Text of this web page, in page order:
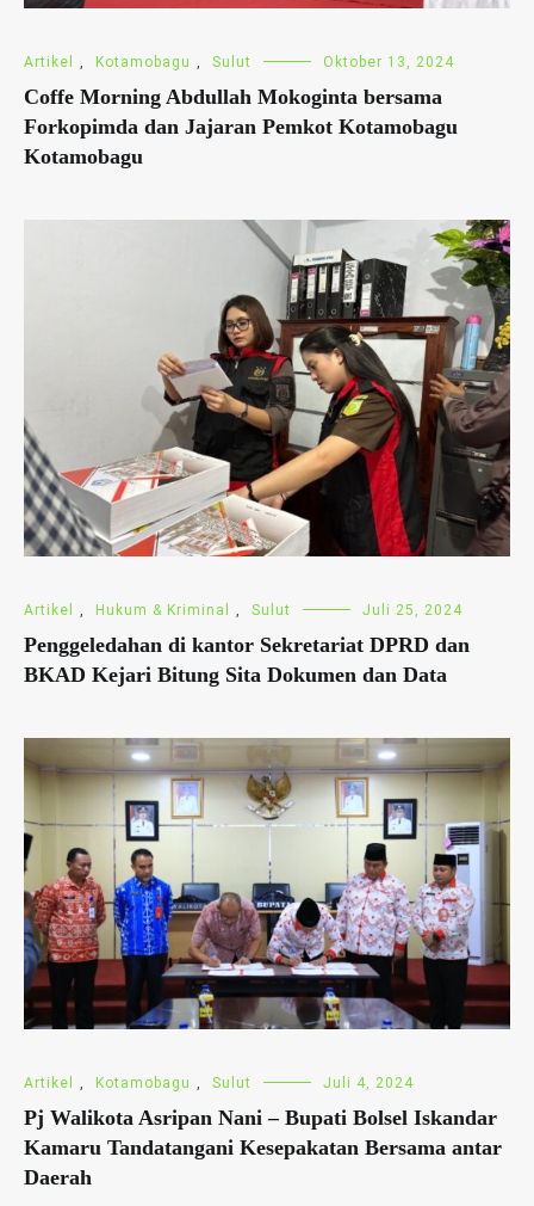
Artikel Kotamobagu Sulut Oktober 13, 2024
Coffe Morning Abdullah Mokoginta bersama
Forkopimda dan Jajaran Pemkot Kotamobagu
Kotamobagu
Artikel , Hukum & Kriminal , Sulut Juli 25, 2024
Penggeledahan di kantor Sekretariat DPRD dan
BKAD Kejari Bitung Sita Dokumen dan Data
Artikel Kotamobagu Sulut Juli 4, 2024
Pj Walikota Asripan Nani – Bupati Bolsel Iskandar
Kamaru Tandatangani Kesepakatan Bersama antar
Daerah